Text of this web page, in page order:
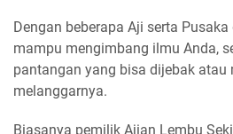
Dengan beberapa Aji serta
mampu mengimbang ilmu Anda,
pantangan yang bisa dijebak atau
melanggarnya.
Biasanya pemilik Ajian Lembu